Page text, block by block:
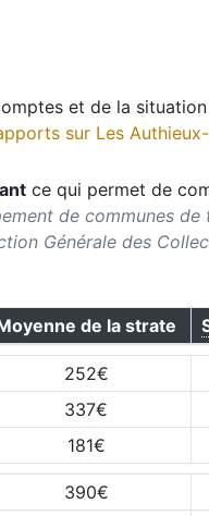
et de la situation
sur Les
ce qui permet de
de communes de
Générale des
de la strate
252€
337€
181€
390€